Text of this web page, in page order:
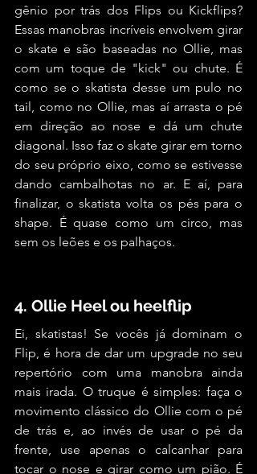
gênio por trás dos Flips ou Kickflips?
Essas manobras incríveis envolvem girar
o skate e são baseadas no Ollie, mas
com um toque de "kick" ou chute. É
como se o skatista desse um pulo no
tail, como no Ollie, mas aí arrasta o pé
em direção ao nose e dá um chute
diagonal. Isso faz o skate girar em torno
do seu próprio eixo, como se estivesse
dando cambalhotas no ar. E aí, para
finalizar, o skatista volta os pés para o
shape. É quase como um circo, mas
sem os leões e os palhaços.
4. Ollie Heel ou heelflip
Ei, skatistas! Se vocês já dominam o
Flip, é hora de dar um upgrade no seu
repertório com uma manobra ainda
mais irada. O truque é simples: faça o
movimento clássico do Ollie com o pé
de trás e, ao invés de usar o pé da
frente, use apenas o calcanhar para
tocar o nose e girar como um pião. É